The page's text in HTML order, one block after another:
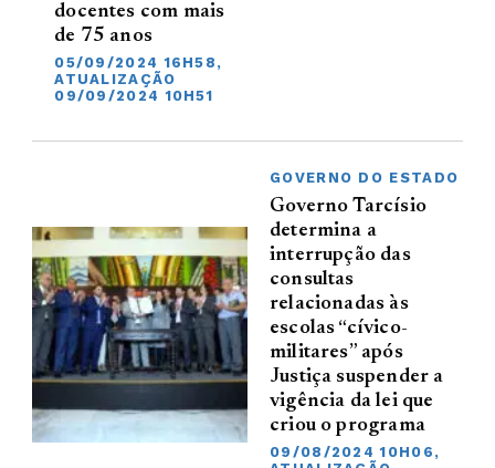
docentes com mais
de 75 anos
05/09/2024 16H58,
ATUALIZAÇÃO
09/09/2024 10H51
GOVERNO DO ESTADO
Governo Tarcísio
determina a
interrupção das
consultas
relacionadas às
escolas “cívico-
militares” após
Justiça suspender a
vigência da lei que
criou o programa
09/08/2024 10H06,